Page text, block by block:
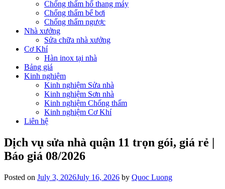
Chống thấm hố thang máy
Chống thấm bể bơi
Chống thấm ngược
Nhà xưởng
Sửa chữa nhà xưởng
Cơ Khí
Hàn inox tại nhà
Bảng giá
Kinh nghiệm
Kinh nghiệm Sửa nhà
Kinh nghiệm Sơn nhà
Kinh nghiệm Chống thấm
Kinh nghiệm Cơ Khí
Liên hệ
Dịch vụ sửa nhà quận 11 trọn gói, giá rẻ |
Báo giá 08/2026
Posted on July 3, 2026July 16, 2026 by Quoc Luong